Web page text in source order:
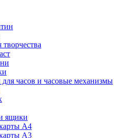
творчества
часов и часовые механизмы
ящики
А4
А3